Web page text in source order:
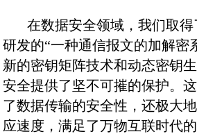
在数据安全领域，我们取得
研发的“一种通信报文的加解密
新的密钥矩阵技术和动态密钥
安全提供了坚不可摧的保护。
了数据传输的安全性，还极大
应速度，满足了万物互联时代的